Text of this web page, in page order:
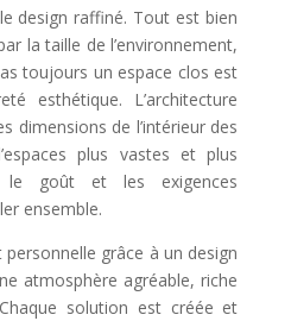
design raffiné. Tout est bien
la taille de l’environnement,
toujours un espace clos est
esthétique. L’architecture
dimensions de l’intérieur des
plus vastes et plus
le goût et les exigences
ensemble.
grâce à un design
atmosphère agréable, riche
solution est créée et